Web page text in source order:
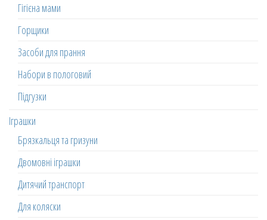
Гігієна мами
Горщики
Засоби для прання
Набори в пологовий
Підгузки
Іграшки
Брязкальця та гризуни
Двомовні іграшки
Дитячий транспорт
Для коляски